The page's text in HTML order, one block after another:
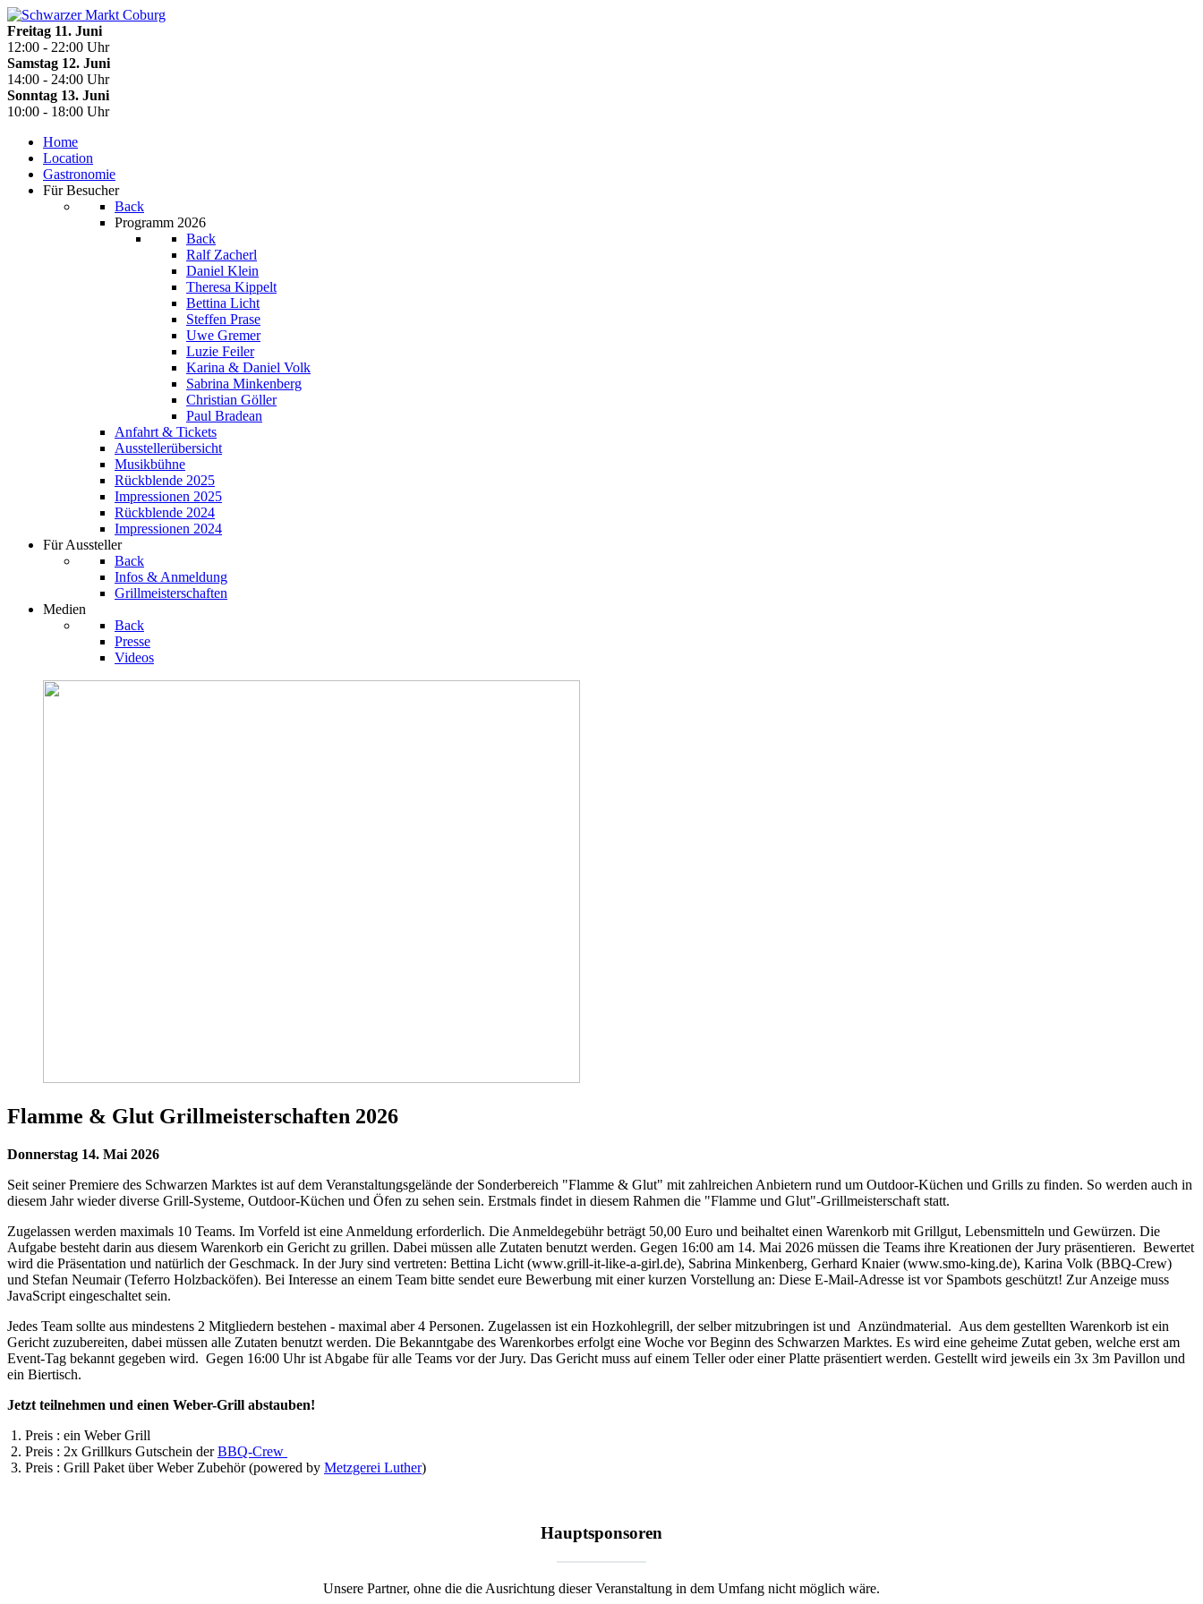
Freitag 11. Juni
12:00 - 22:00 Uhr
Samstag 12. Juni
14:00 - 24:00 Uhr
Sonntag 13. Juni
10:00 - 18:00 Uhr
Home
Location
Gastronomie
Für Besucher
Back
Programm 2026
Back
Ralf Zacherl
Daniel Klein
Theresa Kippelt
Bettina Licht
Steffen Prase
Uwe Gremer
Luzie Feiler
Karina & Daniel Volk
Sabrina Minkenberg
Christian Göller
Paul Bradean
Anfahrt & Tickets
Ausstellerübersicht
Musikbühne
Rückblende 2025
Impressionen 2025
Rückblende 2024
Impressionen 2024
Für Aussteller
Back
Infos & Anmeldung
Grillmeisterschaften
Medien
Back
Presse
Videos
Flamme & Glut Grillmeisterschaften 2026
Donnerstag 14. Mai 2026
Seit seiner Premiere des Schwarzen Marktes ist auf dem Veranstaltungsgelände der Sonderbereich "Flamme & Glut" mit zahlreichen Anbietern rund um Outdoor-Küchen und Grills zu finden. So werden auch in
diesem Jahr wieder diverse Grill-Systeme, Outdoor-Küchen und Öfen zu sehen sein. Erstmals findet in diesem Rahmen die "Flamme und Glut"-Grillmeisterschaft statt.
Zugelassen werden maximals 10 Teams. Im Vorfeld ist eine Anmeldung erforderlich. Die Anmeldegebühr beträgt 50,00 Euro und beihaltet einen Warenkorb mit Grillgut, Lebensmitteln und Gewürzen. Die
Aufgabe besteht darin aus diesem Warenkorb ein Gericht zu grillen. Dabei müssen alle Zutaten benutzt werden. Gegen 16:00 am 14. Mai 2026 müssen die Teams ihre Kreationen der Jury präsentieren. Bewertet
wird die Präsentation und natürlich der Geschmack. In der Jury sind vertreten: Bettina Licht (www.grill-it-like-a-girl.de), Sabrina Minkenberg, Gerhard Knaier (www.smo-king.de), Karina Volk (BBQ-Crew)
und Stefan Neumair (Teferro Holzbacköfen). Bei Interesse an einem Team bitte sendet eure Bewerbung mit einer kurzen Vorstellung an: Diese E-Mail-Adresse ist vor Spambots geschützt! Zur Anzeige muss
JavaScript eingeschaltet sein.
Jedes Team sollte aus mindestens 2 Mitgliedern bestehen - maximal aber 4 Personen. Zugelassen ist ein Hozkohlegrill, der selber mitzubringen ist und Anzündmaterial. Aus dem gestellten Warenkorb ist ein
Gericht zuzubereiten, dabei müssen alle Zutaten benutzt werden. Die Bekanntgabe des Warenkorbes erfolgt eine Woche vor Beginn des Schwarzen Marktes. Es wird eine geheime Zutat geben, welche erst am
Event-Tag bekannt gegeben wird. Gegen 16:00 Uhr ist Abgabe für alle Teams vor der Jury. Das Gericht muss auf einem Teller oder einer Platte präsentiert werden. Gestellt wird jeweils ein 3x 3m Pavillon und
ein Biertisch.
Jetzt teilnehmen und einen Weber-Grill abstauben!
1. Preis : ein Weber Grill
2. Preis : 2x Grillkurs Gutschein derBBQ-Crew
3. Preis : Grill Paket über Weber Zubehör (powered by Metzgerei Luther)
Hauptsponsoren
Unsere Partner, ohne die die Ausrichtung dieser Veranstaltung in dem Umfang nicht möglich wäre.